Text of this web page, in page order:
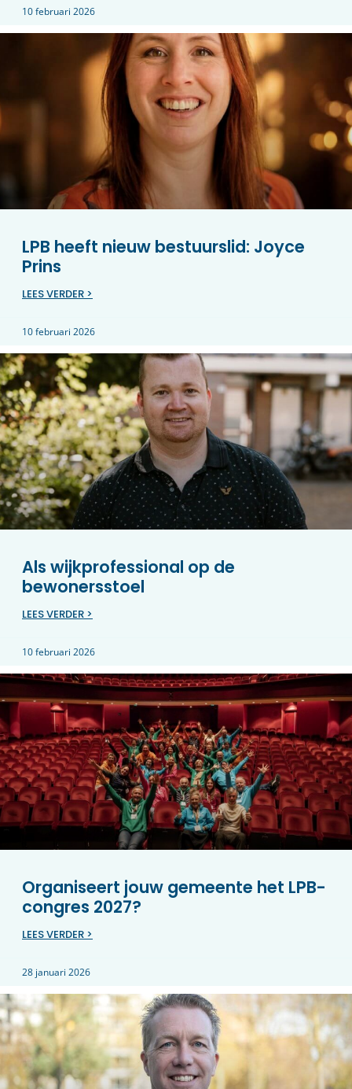
10 februari 2026
LPB heeft nieuw bestuurslid: Joyce
Prins
LEES VERDER >
10 februari 2026
Als wijkprofessional op de
bewonersstoel
LEES VERDER >
10 februari 2026
Organiseert jouw gemeente het LPB-
congres 2027?
LEES VERDER >
28 januari 2026